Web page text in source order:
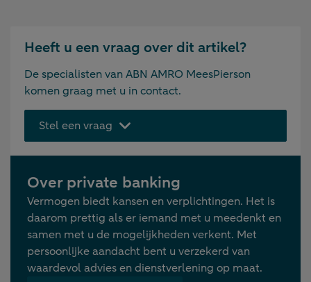
Heeft u een vraag over dit artikel?
De specialisten van ABN AMRO MeesPierson
komen graag met u in contact.
Stel een vraag
Over private banking
Vermogen biedt kansen en verplichtingen. Het is
daarom prettig als er iemand met u meedenkt en
samen met u de mogelijkheden verkent. Met
persoonlijke aandacht bent u verzekerd van
waardevol advies en dienstverlening op maat.